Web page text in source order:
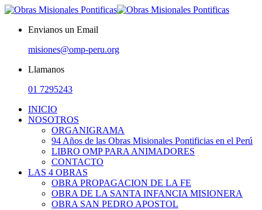
Envianos un Email
misiones@omp-peru.org
Llamanos
01 7295243
INICIO
NOSOTROS
ORGANIGRAMA
94 Años de las Obras Misionales Pontificias en el Perú
LIBRO OMP PARA ANIMADORES
CONTACTO
LAS 4 OBRAS
OBRA PROPAGACION DE LA FE
OBRA DE LA SANTA INFANCIA MISIONERA
OBRA SAN PEDRO APOSTOL